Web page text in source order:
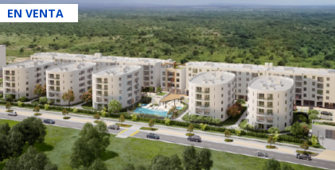
EN VENTA